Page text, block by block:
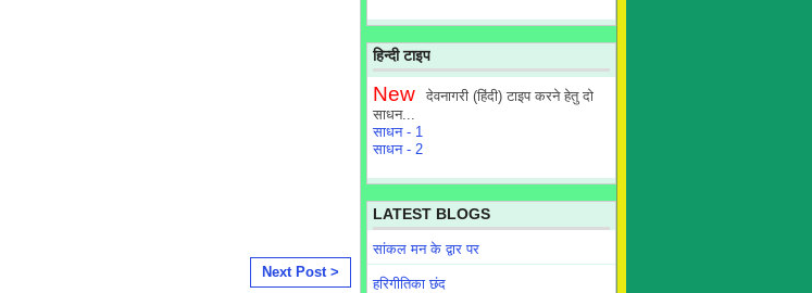
Next Post >
हिन्दी टाइप
New
देवनागरी (हिंदी) टाइप करने हेतु दो
साधन...
साधन - 1
साधन - 2
LATEST BLOGS
सांकल मन के द्वार पर
हरिगीतिका छंद